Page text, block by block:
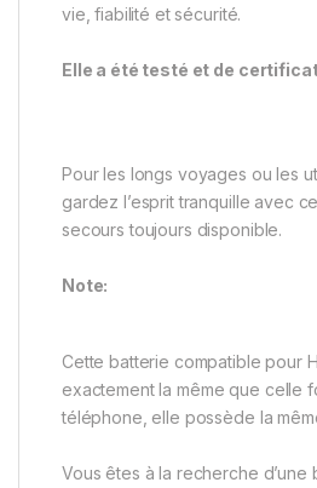
vie, fiabilité et sécurité.
Elle a été testé et de
Pour les longs voyages ou les
gardez l’esprit tranquille avec
secours toujours disponible.
Note:
Cette batterie compatible pour
exactement la même que celle
téléphone, elle possède la
Vous êtes à la recherche d’une